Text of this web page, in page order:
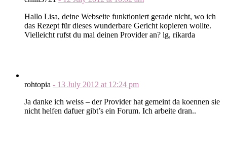
Hallo Lisa, deine Webseite funktioniert gerade nicht, wo ich
das Rezept für dieses wunderbare Gericht kopieren wollte.
Vielleicht rufst du mal deinen Provider an? lg, rikarda
rohtopia - 13 July 2012 at 12:24 pm
Ja danke ich weiss – der Provider hat gemeint da koennen sie
nicht helfen dafuer gibt’s ein Forum. Ich arbeite dran..